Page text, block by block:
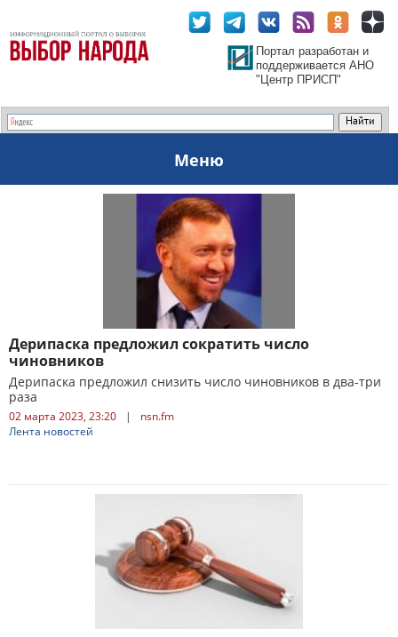
Портал разработан и
поддерживается АНО
"Центр ПРИСП"
Меню
Дерипаска предложил сократить число
чиновников
Дерипаска предложил снизить число чиновников в два-три
раза
02 марта 2023, 23:20 |
nsn.fm
Лента новостей